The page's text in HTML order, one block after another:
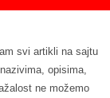
svi artikli na sajtu
opisima,
ne možemo